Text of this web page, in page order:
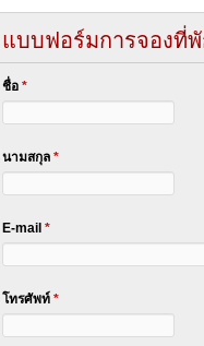
แบบฟอร์มการจองที่
ชื่อ*
นามสกุล*
E-mail*
โทรศัพท์*